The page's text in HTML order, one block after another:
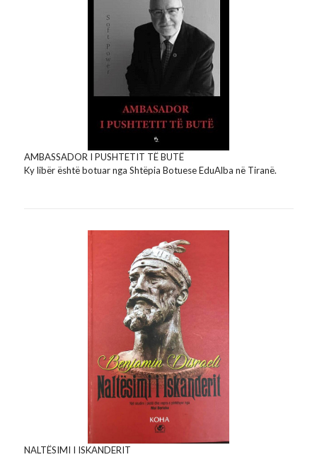
AMBASSADOR I PUSHTETIT TË BUTË
Ky libër është botuar nga Shtëpia Botuese EduAlba në Tiranë.
NALTËSIMI I ISKANDERIT